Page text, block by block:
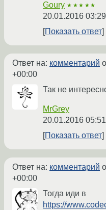
Goury ★★★★★
20.01.2016
Показать ответ
Ответ на: комментарий
+00:00
Так не
MrGrey
20.01.2016
Показать ответ
Ответ на: комментарий
+00:00
Тогда иди в
https://